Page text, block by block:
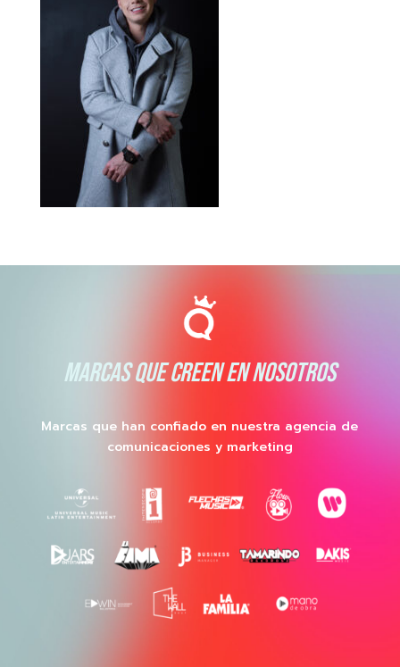
MARCAS QUE CREEN EN NOSOTROS
Marcas que han confiado en nuestra agencia de
comunicaciones y marketing